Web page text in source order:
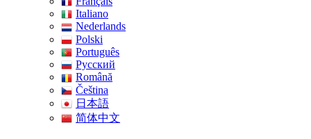
Italiano
Nederlands
Polski
Português
Pусский
Română
Čeština
日本語
简体中文